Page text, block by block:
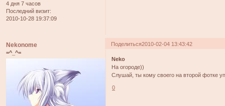
4 дня 7 часов
Последний визит:
2010-10-28 19:37:09
Поделиться2010-02-04 13:43:42
Nekonome
=^_^=
Neko
На огороде))
Слушай, ты кому своего на второй фотке
0